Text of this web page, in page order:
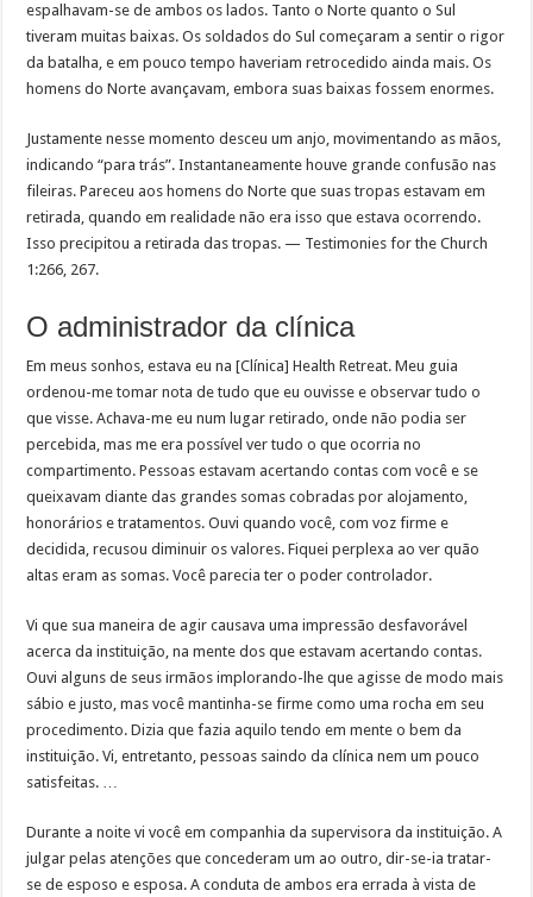
espalhavam-se de ambos os lados. Tanto o Norte quanto o Sul
tiveram muitas baixas. Os soldados do Sul começaram a sentir o rigor
da batalha, e em pouco tempo haveriam retrocedido ainda mais. Os
homens do Norte avançavam, embora suas baixas fossem enormes.
Justamente nesse momento desceu um anjo, movimentando as mãos,
indicando “para trás”. Instantaneamente houve grande confusão nas
fileiras. Pareceu aos homens do Norte que suas tropas estavam em
retirada, quando em realidade não era isso que estava ocorrendo.
Isso precipitou a retirada das tropas. — Testimonies for the Church
1:266, 267.
O administrador da clínica
Em meus sonhos, estava eu na [Clínica] Health Retreat. Meu guia
ordenou-me tomar nota de tudo que eu ouvisse e observar tudo o
que visse. Achava-me eu num lugar retirado, onde não podia ser
percebida, mas me era possível ver tudo o que ocorria no
compartimento. Pessoas estavam acertando contas com você e se
queixavam diante das grandes somas cobradas por alojamento,
honorários e tratamentos. Ouvi quando você, com voz firme e
decidida, recusou diminuir os valores. Fiquei perplexa ao ver quão
altas eram as somas. Você parecia ter o poder controlador.
Vi que sua maneira de agir causava uma impressão desfavorável
acerca da instituição, na mente dos que estavam acertando contas.
Ouvi alguns de seus irmãos implorando-lhe que agisse de modo mais
sábio e justo, mas você mantinha-se firme como uma rocha em seu
procedimento. Dizia que fazia aquilo tendo em mente o bem da
instituição. Vi, entretanto, pessoas saindo da clínica nem um pouco
satisfeitas. …
Durante a noite vi você em companhia da supervisora da instituição. A
julgar pelas atenções que concederam um ao outro, dir-se-ia tratar-
se de esposo e esposa. A conduta de ambos era errada à vista de